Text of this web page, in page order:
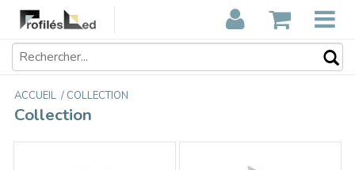
ACCUEIL / COLLECTION
Collection